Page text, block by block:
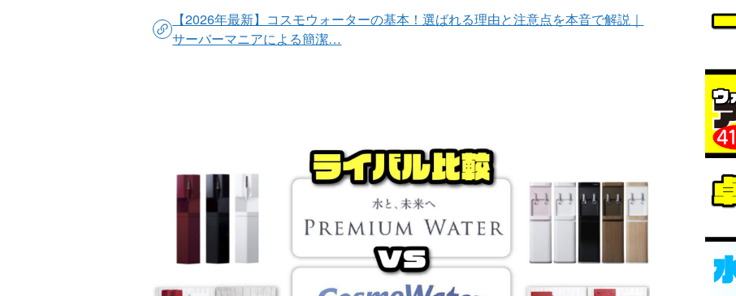
【2026年最新】コスモウォーターの基本！選ばれる理由と注意点を本音で解説｜
サーバーマニアによる簡潔…